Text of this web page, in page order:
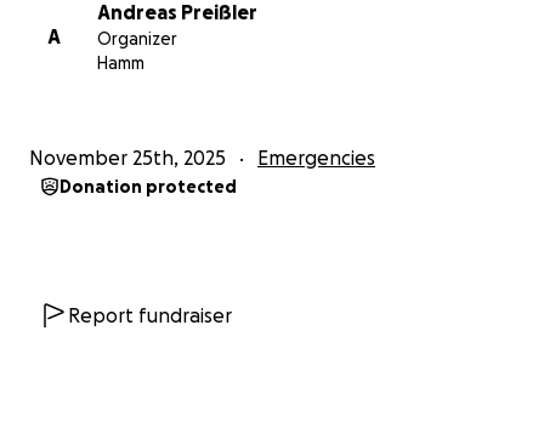
A
Andreas Preißler
Organizer
Hamm
November 25th, 2025 Emergencies
Donation protected
Report fundraiser